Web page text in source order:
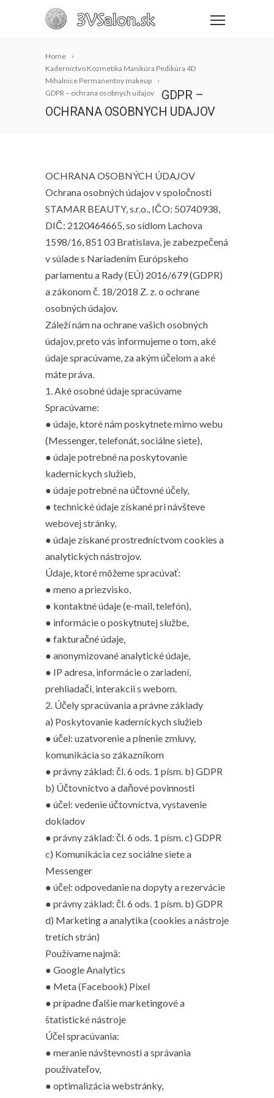
Home
Kaderníctvo Kozmetika Manikúra Pedikúra 4D
Mihalnice Permanentny makeup
GDPR – ochrana osobnych udajov
GDPR –
OCHRANA OSOBNYCH UDAJOV
OCHRANA OSOBNÝCH ÚDAJOV
Ochrana osobných údajov v spoločnosti
STAMAR BEAUTY, s.r.o., IČO: 50740938,
DIČ: 2120464665, so sídlom Lachova
1598/16, 851 03 Bratislava, je zabezpečená
v súlade s Nariadením Európskeho
parlamentu a Rady (EÚ) 2016/679 (GDPR)
a zákonom č. 18/2018 Z. z. o ochrane
osobných údajov.
Záleží nám na ochrane vašich osobných
údajov, preto vás informujeme o tom, aké
údaje spracúvame, za akým účelom a aké
máte práva.
1. Aké osobné údaje spracúvame
Spracúvame:
● údaje, ktoré nám poskytnete mimo webu
(Messenger, telefonát, sociálne siete),
● údaje potrebné na poskytovanie
kaderníckych služieb,
● údaje potrebné na účtovné účely,
● technické údaje získané pri návšteve
webovej stránky,
● údaje získané prostredníctvom cookies a
analytických nástrojov.
Údaje, ktoré môžeme spracúvať:
● meno a priezvisko,
● kontaktné údaje (e-mail, telefón),
● informácie o poskytnutej službe,
● fakturačné údaje,
● anonymizované analytické údaje,
● IP adresa, informácie o zariadení,
prehliadači, interakcii s webom.
2. Účely spracúvania a právne základy
a) Poskytovanie kaderníckych služieb
● účel: uzatvorenie a plnenie zmluvy,
komunikácia so zákazníkom
● právny základ: čl. 6 ods. 1 písm. b) GDPR
b) Účtovníctvo a daňové povinnosti
● účel: vedenie účtovníctva, vystavenie
dokladov
● právny základ: čl. 6 ods. 1 písm. c) GDPR
c) Komunikácia cez sociálne siete a
Messenger
● účel: odpovedanie na dopyty a rezervácie
● právny základ: čl. 6 ods. 1 písm. b) GDPR
d) Marketing a analytika (cookies a nástroje
tretích strán)
Používame najmä:
● Google Analytics
● Meta (Facebook) Pixel
● prípadne ďalšie marketingové a
štatistické nástroje
Účel spracúvania:
● meranie návštevnosti a správania
používateľov,
● optimalizácia webstránky,